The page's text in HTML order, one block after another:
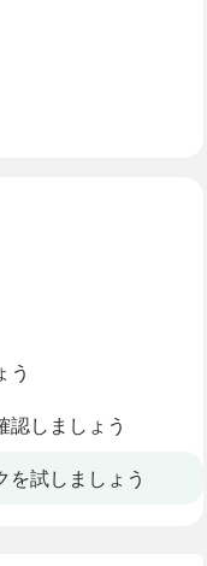
う
しましょう
試しましょう